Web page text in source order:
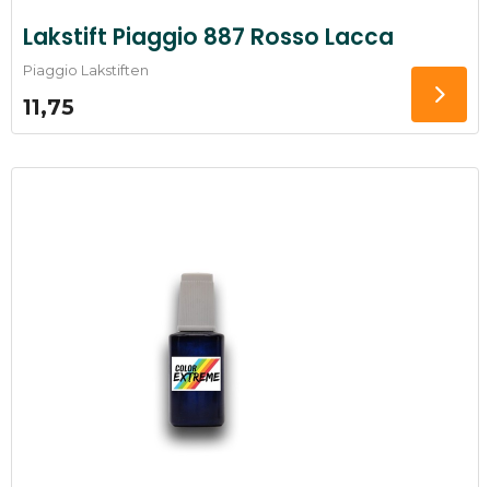
Lakstift Piaggio 887 Rosso Lacca
Piaggio Lakstiften
11,75